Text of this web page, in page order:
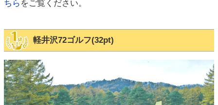
ちら をご覧ください。
軽井沢72ゴルフ(32pt)